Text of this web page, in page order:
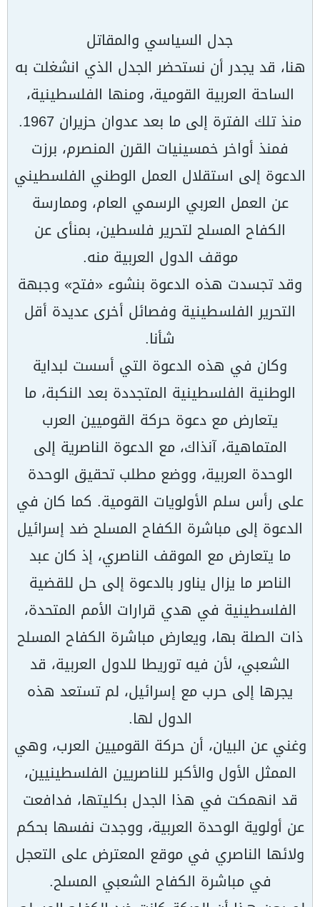
جدل السياسي والمقاتل
هنا، قد يجدر أن نستحضر الجدل الذي انشغلت به
الساحة العربية القومية، ومنها الفلسطينية،
منذ تلك الفترة إلى ما بعد عدوان حزيران 1967.
فمنذ أواخر خمسينيات القرن المنصرم، برزت
الدعوة إلى استقلال العمل الوطني الفلسطيني
عن العمل العربي الرسمي العام، وممارسة
الكفاح المسلح لتحرير فلسطين، بمنأى عن
موقف الدول العربية منه.
وقد تجسدت هذه الدعوة بنشوء «فتح» وجبهة
التحرير الفلسطينية وفصائل أخرى عديدة أقل
شأنا.
وكان في هذه الدعوة التي أسست لبداية
الوطنية الفلسطينية المتجددة بعد النكبة، ما
يتعارض مع دعوة حركة القوميين العرب
المتماهية، آنذاك، مع الدعوة الناصرية إلى
الوحدة العربية، ووضع مطلب تحقيق الوحدة
على رأس سلم الأولويات القومية. كما كان في
الدعوة إلى مباشرة الكفاح المسلح ضد إسرائيل
ما يتعارض مع الموقف الناصري، إذ كان عبد
الناصر ما يزال يناور بالدعوة إلى حل للقضية
الفلسطينية في هدي قرارات الأمم المتحدة،
ذات الصلة بها، ويعارض مباشرة الكفاح المسلح
الشعبي، لأن فيه توريطا للدول العربية، قد
يجرها إلى حرب مع إسرائيل، لم تستعد هذه
الدول لها.
وغني عن البيان، أن حركة القوميين العرب، وهي
الممثل الأول والأكبر للناصريين الفلسطينيين،
قد انهمكت في هذا الجدل بكليتها، فدافعت
عن أولوية الوحدة العربية، ووجدت نفسها بحكم
ولائها الناصري في موقع المعترض على التعجل
في مباشرة الكفاح الشعبي المسلح.